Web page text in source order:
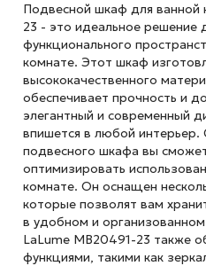
Подвесной шкаф для ванной
23 - это идеальное решение
функционального
комнате. Этот шкаф
высококачественного
обеспечивает прочность и
элегантный и современный
впишется в любой
подвесного шкафа вы
оптимизировать
комнате. Он оснащен
которые позволят вам
в удобном и
LaLume MB20491-23 также
функциями, такими как